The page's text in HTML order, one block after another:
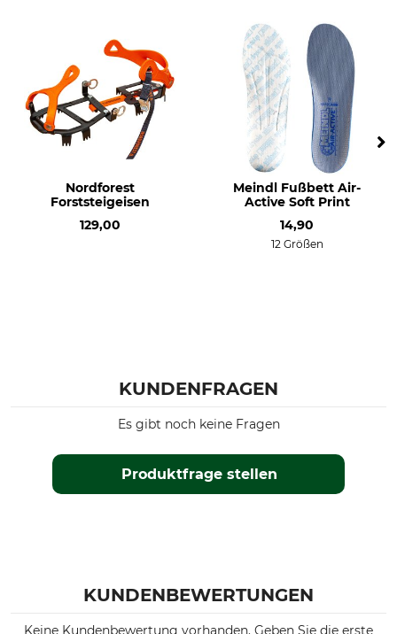
Nordforest
Forststeigeisen
129,00
Meindl Fußbett Air-
Active Soft Print
14,90
12 Größen
KUNDENFRAGEN
Produktfrage stellen
Es gibt noch keine Fragen
KUNDENBEWERTUNGEN
Keine Kundenbewertung vorhanden. Geben Sie die erste